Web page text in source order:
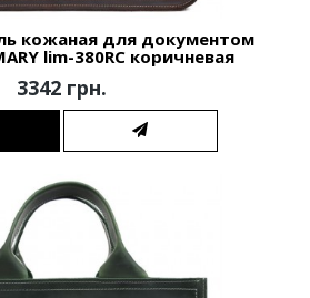
кожаная для документом
lim-380RC коричневая
3342 грн.